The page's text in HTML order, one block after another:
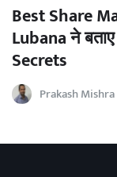
Best Share
Lubana ने
Secrets
Prakash Mishra